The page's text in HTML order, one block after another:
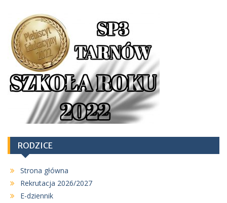
RODZICE
Strona główna
Rekrutacja 2026/2027
E-dziennik